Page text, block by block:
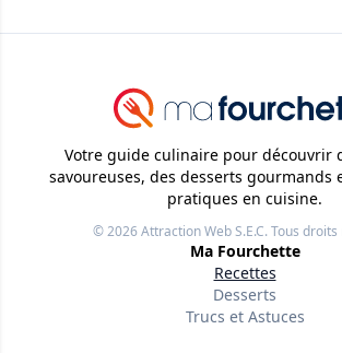
Votre guide culinaire pour découvrir
savoureuses, des desserts gourmands
pratiques en cuisine.
© 2026Attraction Web S.E.C.Tous droits
Ma Fourchette
Recettes
Desserts
Trucs et Astuces